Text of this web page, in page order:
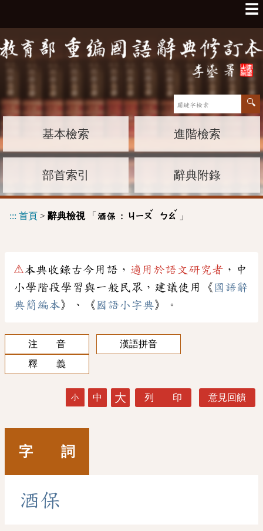
☰
基本檢索 進階檢索
部首索引 辭典附錄
::: 首頁 > 辭典檢視「 酒保 : ㄐㄧㄡ
ˇ
ㄅㄠ
ˇ
」
⚠本典收錄古今用語， 適用於語文研究者 ，中
小學階段學習與一般民眾，建議使用《 國語辭
典簡編本》、《 國語小字典》。
注 音
漢語拼音
釋 義
小 中 大 列 印 意見回饋
字 詞
酒保